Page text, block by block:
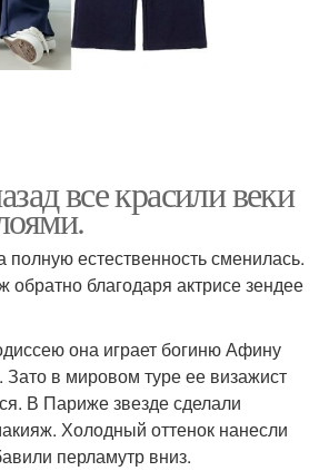
все красили веки
естественность сменилась.
обратно благодаря актрисе зендее
она играет богиню Афину
Зато в мировом туре ее визажист
В Париже звезде сделали
Холодный оттенок нанесли
перламутр вниз.